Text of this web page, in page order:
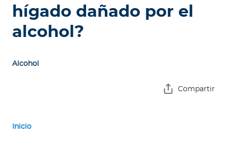
A
hígado dañado por el
alcohol?
Alcohol
Compartir
Inicio